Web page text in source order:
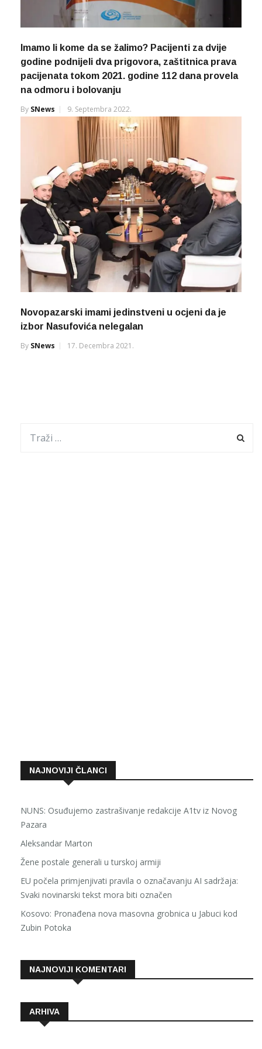
Imamo li kome da se žalimo? Pacijenti za dvije
godine podnijeli dva prigovora, zaštitnica prava
pacijenata tokom 2021. godine 112 dana provela
na odmoru i bolovanju
By SNews 9. Septembra 2022.
Novopazarski imami jedinstveni u ocjeni da je
izbor Nasufovića nelegalan
By SNews 17. Decembra 2021.
NAJNOVIJI ČLANCI
NUNS: Osuđujemo zastrašivanje redakcije A1tv iz Novog
Pazara
Aleksandar Marton
Žene postale generali u turskoj armiji
EU počela primjenjivati pravila o označavanju AI sadržaja:
Svaki novinarski tekst mora biti označen
Kosovo: Pronađena nova masovna grobnica u Jabuci kod
Zubin Potoka
NAJNOVIJI KOMENTARI
ARHIVA